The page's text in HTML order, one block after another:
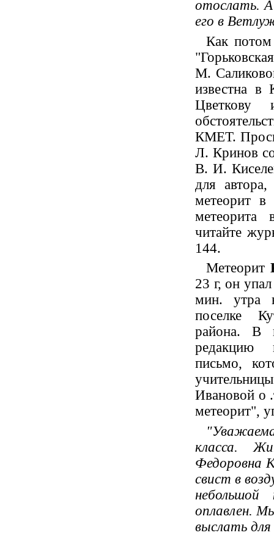
отослать.
его в
Как потом
М.
известна
КМЕТ.
Л. Кринов
В. И.
для
метеорит
метеорита
читайте
144.
Метеорит
23 г, он
мин. утра
поселке
района. В
редакцию
письмо,
Ивановой о
метеорит",
класса.
Федоровна
свист в
оплавлен.
выслать для